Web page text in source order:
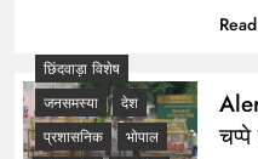
छिंदवाड़ा विशेष
जनसमस्या
देश
प्रशासनिक
भोपाल